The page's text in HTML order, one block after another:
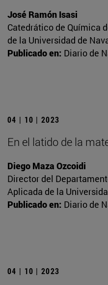
José Ramón Isasi
Catedrático de Química
de la Universidad de
Publicado en: Diario de
04 | 10 | 2023
En el latido de la
Diego Maza Ozcoidi
Director del
Aplicada de la
Publicado en: Diario de
04 | 10 | 2023